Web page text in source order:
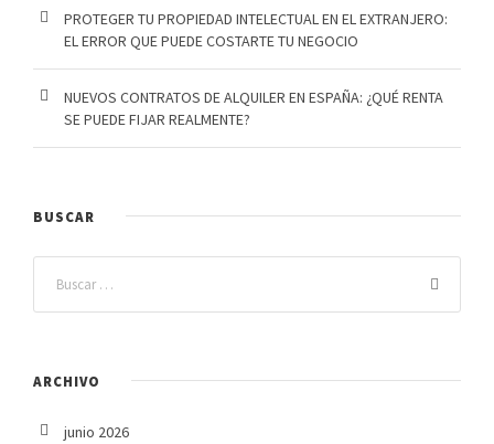
PROTEGER TU PROPIEDAD INTELECTUAL EN EL EXTRANJERO:
EL ERROR QUE PUEDE COSTARTE TU NEGOCIO
NUEVOS CONTRATOS DE ALQUILER EN ESPAÑA: ¿QUÉ RENTA
SE PUEDE FIJAR REALMENTE?
BUSCAR
ARCHIVO
junio 2026